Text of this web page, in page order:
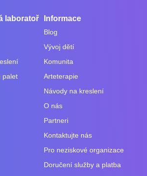
laboratoř
palet
Informace
Blog
Vývoj dětí
Komunita
Arteterapie
Návody na kreslení
O nás
Partneri
Kontaktujte nás
Pro neziskové organizace
Doručení služby a platba